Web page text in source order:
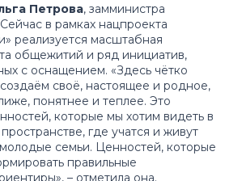
Петрова, замминистра
в рамках нацпроекта
реализуется масштабная
общежитий и ряд инициатив,
с оснащением. «Здесь чётко
своё, настоящее и родное,
понятнее и теплее. Это
которые мы хотим видеть в
где учатся и живут
семьи. Ценностей, которые
правильные
– отметила она.